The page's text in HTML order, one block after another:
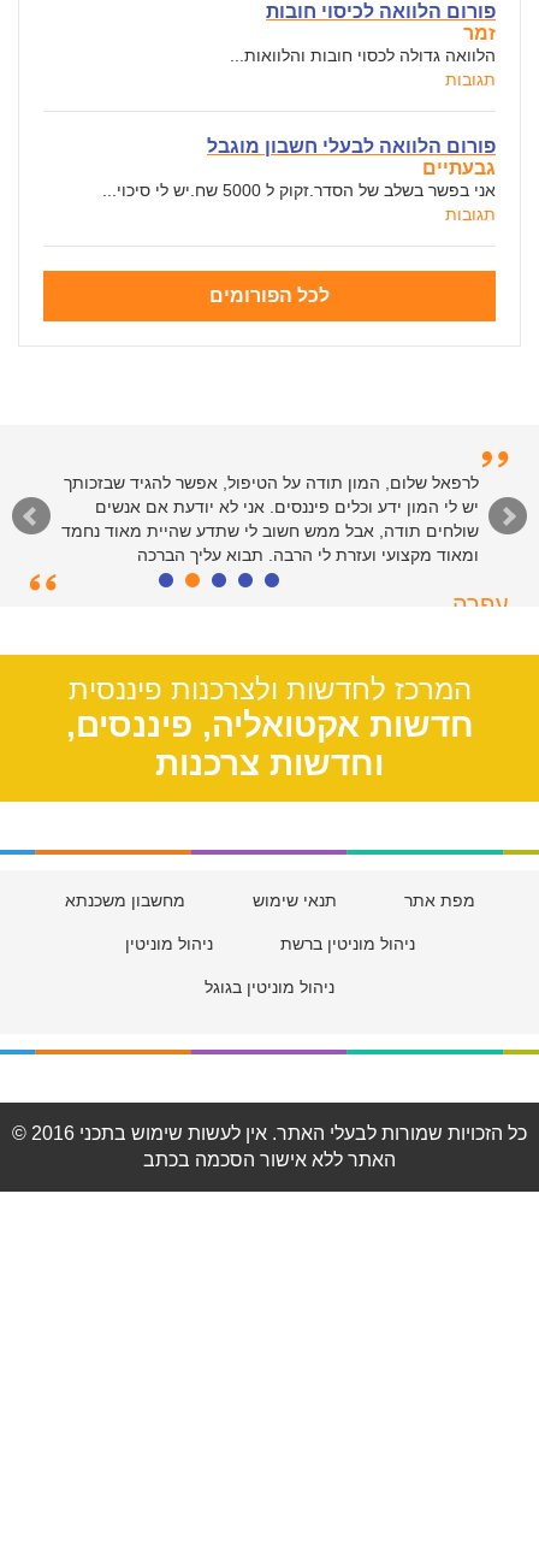
פורום הלוואה לכיסוי חובות
זמר
הלוואה גדולה לכסוי חובות והלוואות...
תגובות
פורום הלוואה לבעלי חשבון מוגבל
גבעתיים
אני בפשר בשלב של הסדר.זקוק ל 5000 שח.יש לי סיכוי...
תגובות
לכל הפורומים
לרפאל שלום, המון תודה על הטיפול, אפשר להגיד שבזכותך
יש לי המון ידע וכלים פיננסים. אני לא יודעת אם אנשים
שולחים תודה, אבל ממש חשוב לי שתדע שהיית מאוד נחמד
ומאוד מקצועי ועזרת לי הרבה. תבוא עליך הברכה
עפרה
המרכז לחדשות ולצרכנות פיננסית
חדשות אקטואליה, פיננסים,
וחדשות צרכנות
מפת אתר תנאי שימוש מחשבון משכנתא
ניהול מוניטין ברשת ניהול מוניטין
ניהול מוניטין בגוגל
© 2016 כל הזכויות שמורות לבעלי האתר. אין לעשות שימוש בתכני
האתר ללא אישור הסכמה בכתב